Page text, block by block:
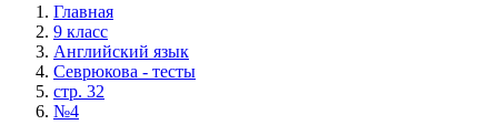
Главная
9 класс
Английский язык
Севрюкова - тесты
стр. 32
№4